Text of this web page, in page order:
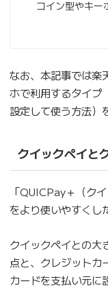
コイン型やキー
なお、本記事では楽
ホで利用するタイプ
設定して使う方法）
クイックペイと
「QUICPay＋（ク
をより使いやすくし
クイックペイとの大
点と、クレジットカ
カードを支払い元に